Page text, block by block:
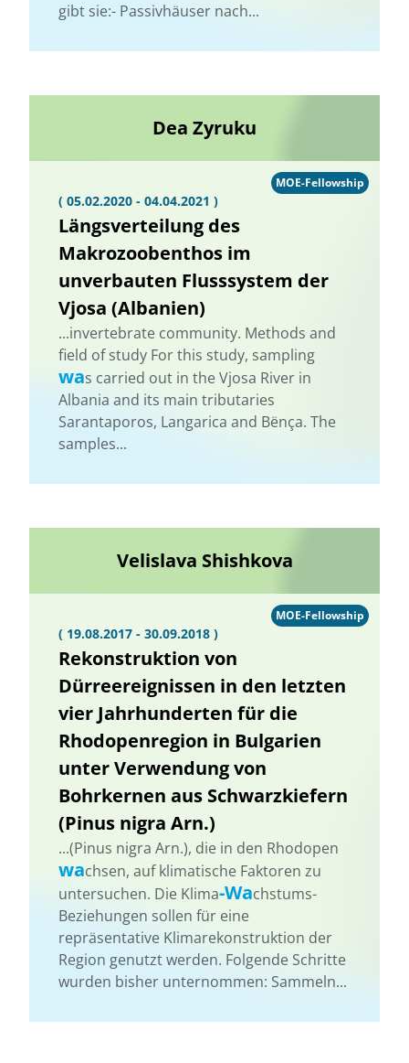
gibt sie:- Passivhäuser nach...
Dea Zyruku
( 05.02.2020 - 04.04.2021 )
Längsverteilung des
Makrozoobenthos im
unverbauten Flusssystem der
Vjosa (Albanien)
...invertebrate community. Methods and
field of study For this study, sampling
was carried out in the Vjosa River in
Albania and its main tributaries
Sarantaporos, Langarica and Bënça. The
samples...
MOE-Fellowship
Velislava Shishkova
( 19.08.2017 - 30.09.2018 )
Rekonstruktion von
Dürreereignissen in den letzten
vier Jahrhunderten für die
Rhodopenregion in Bulgarien
unter Verwendung von
Bohrkernen aus Schwarzkiefern
(Pinus nigra Arn.)
...(Pinus nigra Arn.), die in den Rhodopen
wachsen, auf klimatische Faktoren zu
untersuchen. Die Klima-Wachstums-
Beziehungen sollen für eine
repräsentative Klimarekonstruktion der
Region genutzt werden. Folgende Schritte
wurden bisher unternommen: Sammeln...
MOE-Fellowship